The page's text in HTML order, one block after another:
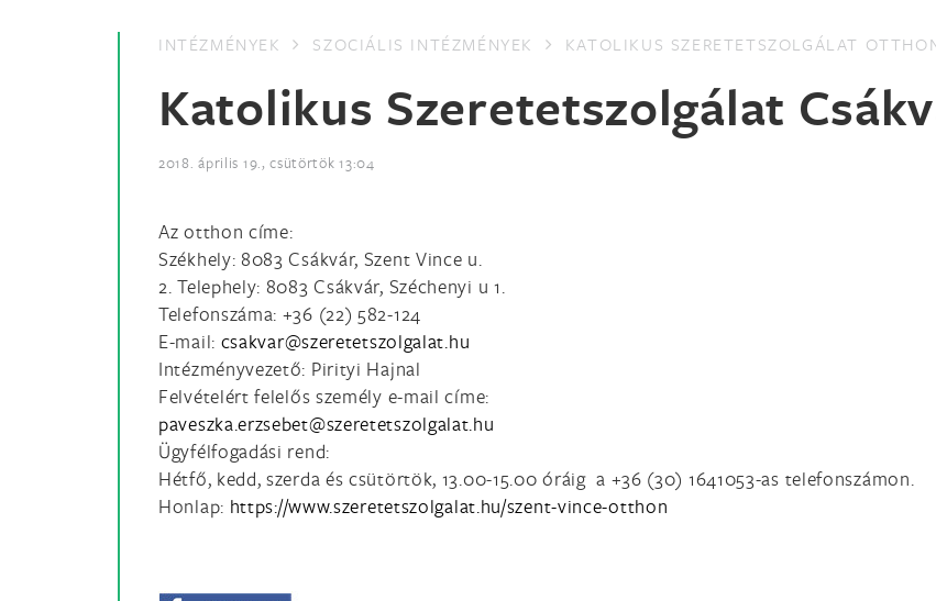
INTÉZMÉNYEK SZOCIÁLIS INTÉZMÉNYEK KATOLIKUS SZERETETSZOLGÁLAT
Katolikus Szeretetszolgálat
2018. április 19., csütörtök 13:04
Az otthon címe:
Székhely: 8083 Csákvár, Szent Vince u.
2. Telephely: 8083 Csákvár, Széchenyi u 1.
Telefonszáma: +36 (22) 582-124
E-mail:
Intézményvezető: Pirityi Hajnal
Felvételért felelős személy e-mail címe:
Ügyfélfogadási rend:
Hétfő, kedd, szerda és csütörtök, 13.00-15.00 óráig a +36 (30) 1641053-as telefonszámon.
Honlap: https://www.szeretetszolgalat.hu/szent-vince-otthon